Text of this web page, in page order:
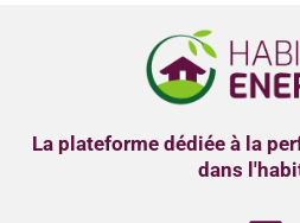
La plateforme dédiée à la
dans